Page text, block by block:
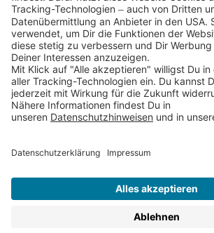
Folge uns auf
* Versandkostenfrei ab 9,00 €
Deutschlands
** Lieferzeit 1-3 Werktage innerhalb
Thienemann-Esslinger Verlag GmbH,